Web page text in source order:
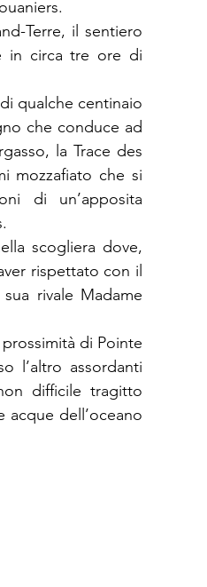
Terre, il sentiero
in circa tre ore di
qualche centinaio
che conduce ad
la Trace des
mozzafiato che si
di un’apposita
scogliera dove,
rispettato con il
rivale Madame
di Pointe
l’altro assordanti
difficile tragitto
acque dell’oceano